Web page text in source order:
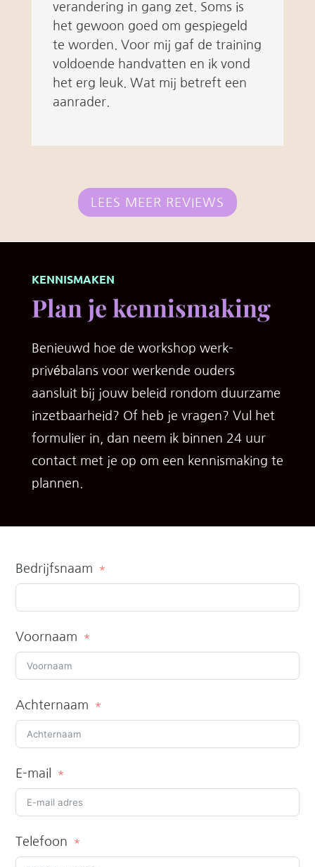
verandering in gang zet. Soms is
het gewoon goed om gespiegeld
te worden. Voor mij gaf de training
voldoende handvatten en ik vond
het erg leuk. Wat mij betreft een
aanrader.
LEES MEER REVIEWS
KENNISMAKEN
Plan je kennismaking
Benieuwd hoe de workshop werk-
privébalans voor werkende ouders
aansluit bij jouw beleid rondom duurzame
inzetbaarheid? Of heb je vragen? Vul het
formulier in, dan neem ik binnen 24 uur
contact met je op om een kennismaking te
plannen.
Bedrijfsnaam
Voornaam
Achternaam
E-mail
Telefoon